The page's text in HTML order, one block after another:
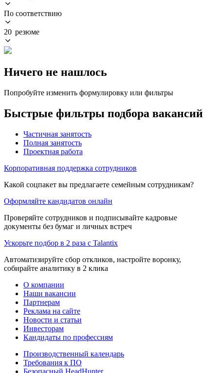
По соответствию
20 резюме
Ничего не нашлось
Попробуйте изменить формулировку или фильтры
Быстрые фильтры подбора вакансий
Частичная занятость
Полная занятость
Проектная работа
Корпоративная поддержка сотрудников
Какой соцпакет вы предлагаете семейным сотрудникам?
Оформляйте кандидатов онлайн
Проверяйте сотрудников и подписывайте кадровые
документы без бумаг и личных встреч
Ускорьте подбор в 2 раза с Talantix
Автоматизируйте сбор откликов, настройте воронку,
собирайте аналитику в 2 клика
О компании
Наши вакансии
Партнерам
Реклама на сайте
Новости и статьи
Инвесторам
Кандидаты по профессиям
Производственный календарь
Требования к ПО
Безопасный HeadHunter